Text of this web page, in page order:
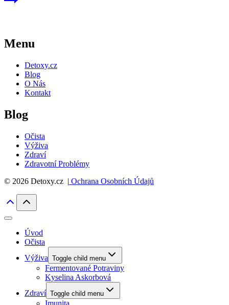
Menu
Detoxy.cz
Blog
O Nás
Kontakt
Blog
Očista
Výživa
Zdraví
Zdravotní Problémy
© 2026 Detoxy.cz | Ochrana Osobních Údajů
Úvod
Očista
Výživa Toggle child menu
Fermentované Potraviny
Kyselina Askorbová
Zdraví Toggle child menu
Imunita